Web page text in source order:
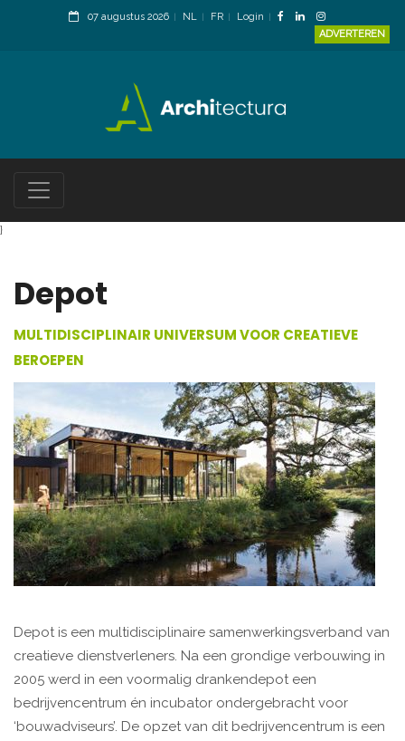
07 augustus 2026 NL FR
Login
ADVERTEREN
}
Depot
MULTIDISCIPLINAIR UNIVERSUM VOOR CREATIEVE
BEROEPEN
Depot is een multidisciplinaire samenwerkingsverband van
creatieve dienstverleners. Na een grondige verbouwing in
2005 werd in een voormalig drankendepot een
bedrijvencentrum én incubator ondergebracht voor
‘bouwadviseurs’. De opzet van dit bedrijvencentrum is een